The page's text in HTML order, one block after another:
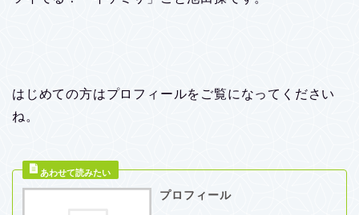
はじめての方はプロフィールをご覧になってください
ね。
プロフィール